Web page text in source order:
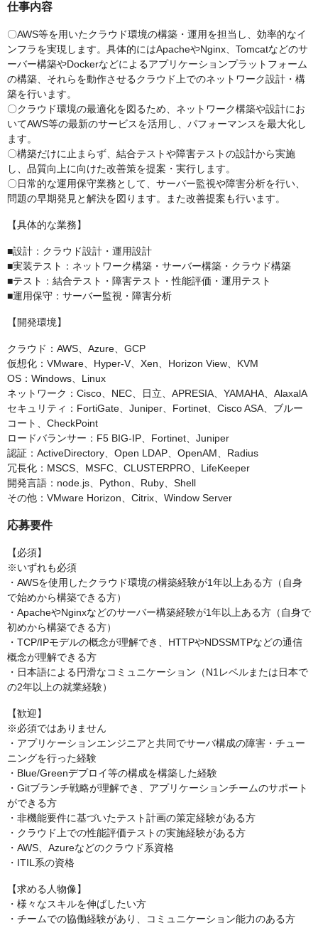
仕事内容
〇AWS等を用いたクラウド環境の構築・運用を担当し、効率的なイ
ンフラを実現します。具体的にはApacheやNginx、Tomcatなどのサ
ーバー構築やDockerなどによるアプリケーションプラットフォーム
の構築、それらを動作させるクラウド上でのネットワーク設計・構
築を行います。
〇クラウド環境の最適化を図るため、ネットワーク構築や設計にお
いてAWS等の最新のサービスを活用し、パフォーマンスを最大化し
ます。
〇構築だけに止まらず、結合テストや障害テストの設計から実施
し、品質向上に向けた改善策を提案・実行します。
〇日常的な運用保守業務として、サーバー監視や障害分析を行い、
問題の早期発見と解決を図ります。また改善提案も行います。
【具体的な業務】
■設計：クラウド設計・運用設計
■実装テスト：ネットワーク構築・サーバー構築・クラウド構築
■テスト：結合テスト・障害テスト・性能評価・運用テスト
■運用保守：サーバー監視・障害分析
【開発環境】
クラウド：AWS、Azure、GCP
仮想化：VMware、Hyper-V、Xen、Horizon View、KVM
OS：Windows、Linux
ネットワーク：Cisco、NEC、日立、APRESIA、YAMAHA、AlaxalA
セキュリティ：FortiGate、Juniper、Fortinet、Cisco ASA、ブルー
コート、CheckPoint
ロードバランサー：F5 BIG-IP、Fortinet、Juniper
認証：ActiveDirectory、Open LDAP、OpenAM、Radius
冗長化：MSCS、MSFC、CLUSTERPRO、LifeKeeper
開発言語：node.js、Python、Ruby、Shell
その他：VMware Horizon、Citrix、Window Server
応募要件
【必須】
※いずれも必須
・AWSを使用したクラウド環境の構築経験が1年以上ある方（自身
で始めから構築できる方）
・ApacheやNginxなどのサーバー構築経験が1年以上ある方（自身で
初めから構築できる方）
・TCP/IPモデルの概念が理解でき、HTTPやNDSSMTPなどの通信
概念が理解できる方
・日本語による円滑なコミュニケーション（N1レベルまたは日本で
の2年以上の就業経験）
【歓迎】
※必須ではありません
・アプリケーションエンジニアと共同でサーバ構成の障害・チュー
ニングを行った経験
・Blue/Greenデプロイ等の構成を構築した経験
・Gitブランチ戦略が理解でき、アプリケーションチームのサポート
ができる方
・非機能要件に基づいたテスト計画の策定経験がある方
・クラウド上での性能評価テストの実施経験がある方
・AWS、Azureなどのクラウド系資格
・ITIL系の資格
【求める人物像】
・様々なスキルを伸ばしたい方
・チームでの協働経験があり、コミュニケーション能力のある方